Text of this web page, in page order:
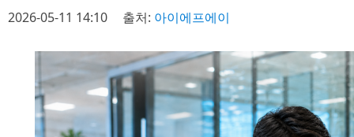
2026-05-11 14:10 출처: 아이에프에이